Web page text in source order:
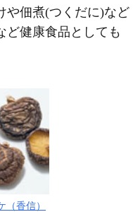
や佃煮(つくだに)など
ど健康食品としても
（香信）